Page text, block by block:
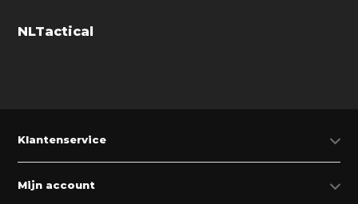
NLTactical
Klantenservice
Mijn account